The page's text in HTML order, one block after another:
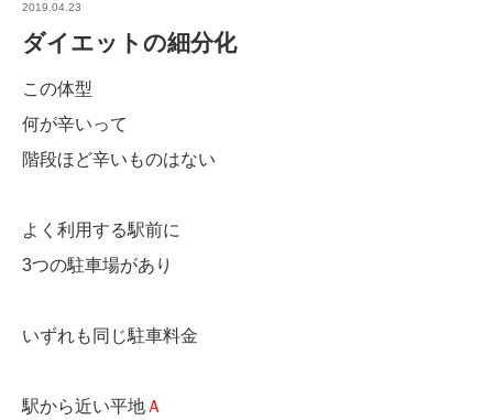
2019.04.23
ダイエットの細分化
この体型
何が辛いって
階段ほど辛いものはない
よく利用する駅前に
3つの駐車場があり
いずれも同じ駐車料金
駅から近い平地 Ａ